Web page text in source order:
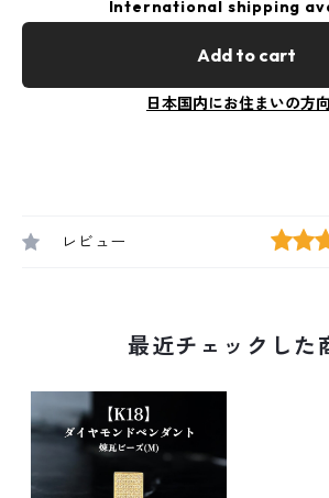
International shipping
Add to cart
日本国内にお住まいの方
レビュー
最近チェックした